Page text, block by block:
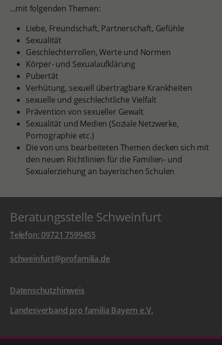
...mit folgenden Themen:
Liebe, Freundschaft, Partnerschaft, Gefühle
Sexualität
Geschlechterrollen, Werte und Normen
Körper- und Sexualaufklärung
Pubertät
Verhütung, sexuell übertragbare Krankheiten
sexuelle und geschlechtliche Vielfalt
Prävention von sexueller Gewalt
Sexualität und Medien (Soziale Netzwerke,
Pornographie etc.)
Die von uns bearbeiteten Themen decken sich mit
den neuen Richtlinien für die Familien- und
Sexualerziehung an bayerischen Schulen
Beratungsstelle Schweinfurt
Telefon: 09721 7599455
schweinfurt@profamilia.de
Datenschutzhinweis
Landesverband pro familia Bayern e.V.